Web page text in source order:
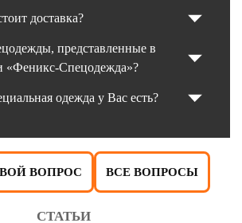
доставка?
представленные в
«Феникс-Спецодежда»?
одежда у Вас есть?
ВОПРОС ВСЕ ВОПРОСЫ
СТАТЬИ